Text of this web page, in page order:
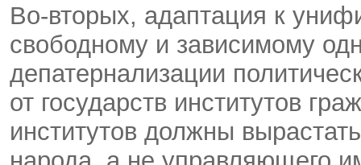
Во-вторых, адаптация к
свободному и зависимому
депатернализации
от государств институтов
институтов должны